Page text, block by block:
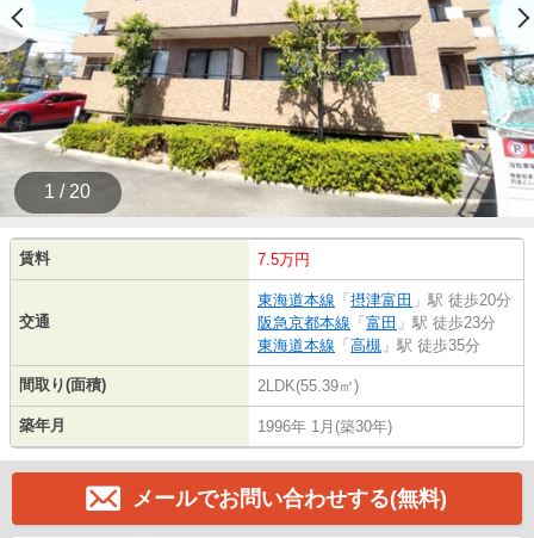
1 / 20
賃料 7.5万円
交通
東海道本線 「 摂津富田 」駅 徒歩20分
阪急京都本線 「 富田 」駅 徒歩23分
東海道本線 「 高槻 」駅 徒歩35分
間取り(面積) 2LDK(55.39㎡)
築年月 1996年 1月(築30年)
メールでお問い合わせする(無料)